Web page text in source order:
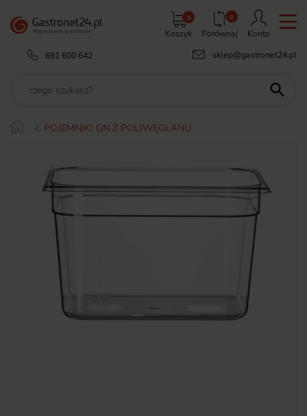
Koszyk
0 0
Porównaj
Konto
691 600 642
sklep@gastronet24.pl

POJEMNIKI GN Z POLIWĘGLANU